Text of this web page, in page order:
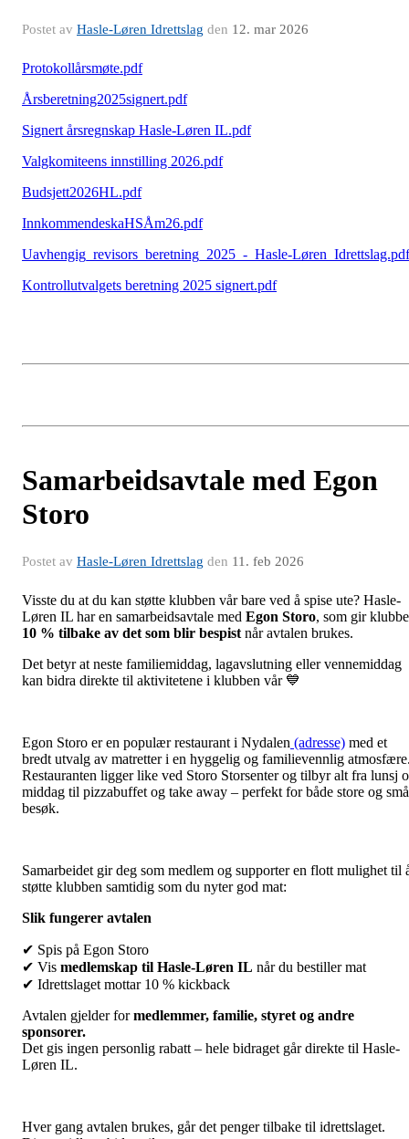
Postet av Hasle-Løren Idrettslag den 12. mar 2026
Protokollårsmøte.pdf
Årsberetning2025signert.pdf
Signert årsregnskap Hasle-Løren IL.pdf
Valgkomiteens innstilling 2026.pdf
Budsjett2026HL.pdf
InnkommendeskaHSÅm26.pdf
Uavhengig_revisors_beretning_2025_-_Hasle-Løren_Idrettslag.pdf
Kontrollutvalgets beretning 2025 signert.pdf
Samarbeidsavtale med Egon
Storo
Postet av Hasle-Løren Idrettslag den 11. feb 2026
Visste du at du kan støtte klubben vår bare ved å spise ute? Hasle-
Løren IL har en samarbeidsavtale med Egon Storo, som gir
10 % tilbake av det som blir bespist når avtalen brukes.
Det betyr at neste familiemiddag, lagavslutning eller vennemiddag
kan bidra direkte til aktivitetene i klubben vår 💙
Egon Storo er en populær restaurant i Nydalen (adresse) med et
bredt utvalg av matretter i en hyggelig og familievennlig
Restauranten ligger like ved Storo Storsenter og tilbyr alt fra lunsj
middag til pizzabuffet og take away – perfekt for både store og små
besøk.
Samarbeidet gir deg som medlem og supporter en flott mulighet til
støtte klubben samtidig som du nyter god mat:
Slik fungerer avtalen
✔ Spis på Egon Storo
✔ Vis medlemskap til Hasle-Løren IL når du bestiller mat
✔ Idrettslaget mottar 10 % kickback
Avtalen gjelder formedlemmer, familie, styret og andre
sponsorer.
Det gis ingen personlig rabatt – hele bidraget går direkte til Hasle-
Løren IL.
Hver gang avtalen brukes, går det penger tilbake til idrettslaget.